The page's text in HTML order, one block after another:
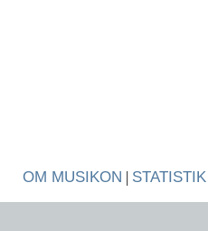
OM MUSIKON | STATISTIK